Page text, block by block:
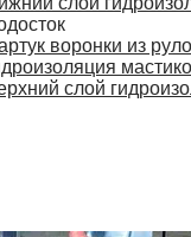
воронки из
слой